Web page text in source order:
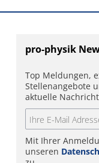
pro-physik
Top Meldungen,
Stellenangebote
aktuelle
Mit Ihrer
unseren